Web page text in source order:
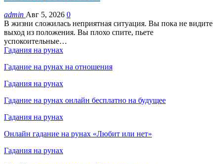
admin Авг 5, 2026 0
В жизни сложилась неприятная ситуация. Вы пока не видите
выход из положения. Вы плохо спите, пьете
успокоительные…
Гадания на рунах
Гадание на рунах на отношения
Гадания на рунах
Гадание на рунах онлайн бесплатно на будущее
Гадания на рунах
Онлайн гадание на рунах «Любит или нет»
Гадания на рунах